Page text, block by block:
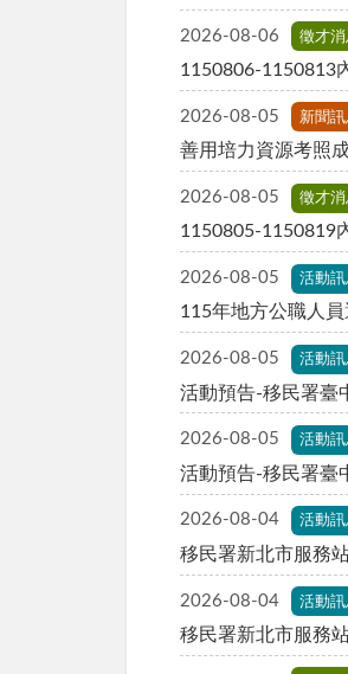
2026-08-06 徵才消
1150806-1150813
2026-08-05 新聞訊
善用培力資源考照
2026-08-05 徵才消
1150805-1150819
2026-08-05 活動訊
115年地方公職人
2026-08-05 活動訊
活動預告-移民署臺
2026-08-05 活動訊
活動預告-移民署臺
2026-08-04 活動訊
移民署新北市服務
2026-08-04 活動訊
移民署新北市服務